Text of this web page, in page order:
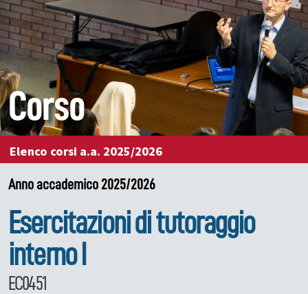
Corso
Elenco corsi a.a. 2025/2026
Anno accademico 2025/2026
Esercitazioni di tutoraggio
interno I
EC0451